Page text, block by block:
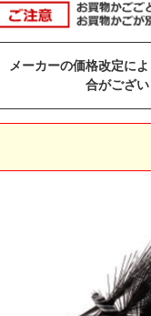
メーカーの価格改定に
合がござ